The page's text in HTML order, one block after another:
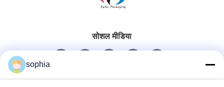
सोशल मीडिया
त्वरित संपर्क
sophia